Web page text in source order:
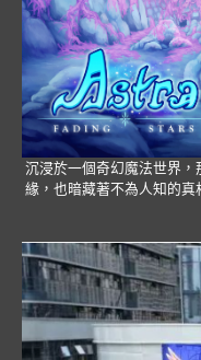
沉浸於一個奇幻魔法世界
緣，也暗藏著不為人知的